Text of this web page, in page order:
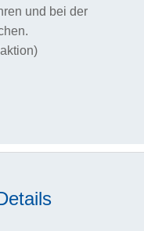
und bei der